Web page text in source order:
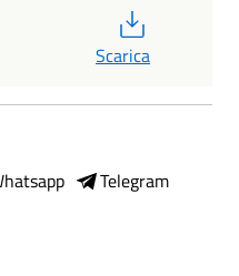
Scarica
Telegram